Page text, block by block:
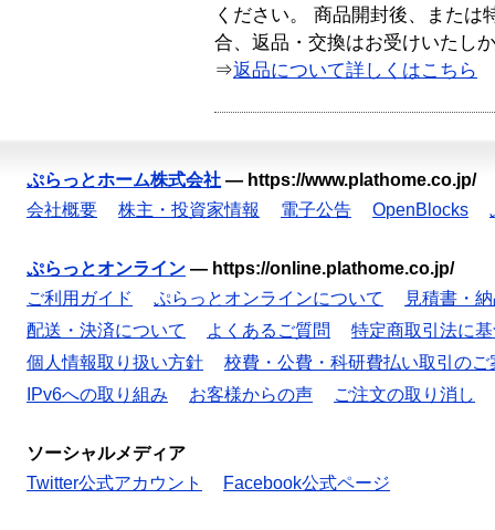
ください。 商品開封後、または
合、返品・交換はお受けいたし
⇒返品について詳しくはこちら
ぷらっとホーム株式会社 — https://www.plathome.co.jp/
会社概要
株主・投資家情報 電子公告 OpenBlocks
ぷらっとオンライン — https://online.plathome.co.jp/
ご利用ガイド
ぷらっとオンラインについて
見積書・
配送・決済について
よくあるご質問
特定商取引法に
個人情報取り扱い方針
校費・公費・科研費払い取引のご
IPv6への取り組み
お客様からの声 ご注文の取り消し
ソーシャルメディア
Twitter公式アカウント
Facebook公式ページ